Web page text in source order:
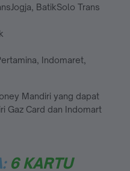
BatikSolo Trans
Indomaret,
Mandiri yang dapat
Gaz Card dan Indomart
6 KARTU